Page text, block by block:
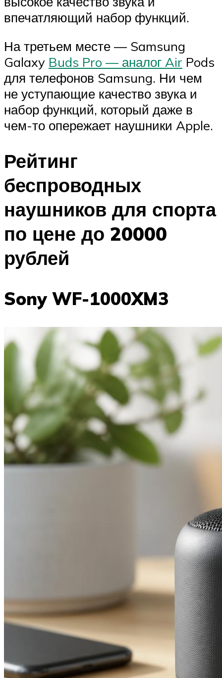
впечатляющий набор функций.
На третьем месте — Samsung
Galaxy Buds Pro — аналог Air Pods
для телефонов Samsung. Ни чем
не уступающие качество звука и
набор функций, который даже в
чем-то опережает наушники Apple.
Рейтинг
беспроводных
наушников для спорта
по цене до 20000
рублей
Sony WF-1000XM3